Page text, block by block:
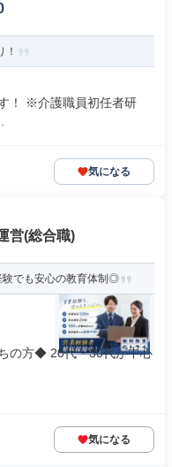
！
！ ※介護職員初任者研
気になる
営(総合職)
験でも安心の教育体制◎
の方◆ 20代・30代が中心
気になる